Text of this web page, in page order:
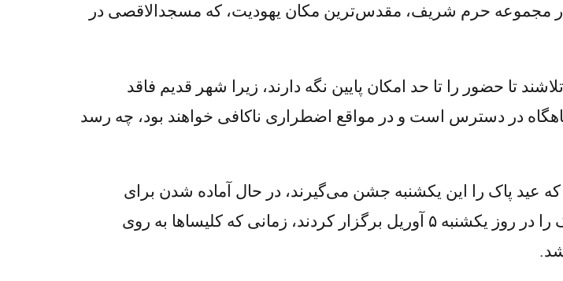
مجموعه حرم شریف، مقدس‌ترین مکان یهودیت، که مسجدالاقصی در
تا حضور را تا حد امکان پایین نگه دارند، زیرا شهر قدیم فاقد
در دسترس است و در مواقع اضطراری ناکافی خواهند بود، چه رسد
عید پاک را این یکشنبه جشن می‌گیرند، در حال آماده شدن برای
برگزاری آن در شرایطی بهتر نسبت به کسانی هستند که عید پاک را در روز یکشنبه ۵ آوریل برگزار کردند، زمانی که کلیساها به روی